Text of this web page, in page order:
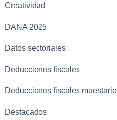
Creatividad
DANA 2025
Datos sectoriales
Deducciones fiscales
Deducciones fiscales muestario
Destacados